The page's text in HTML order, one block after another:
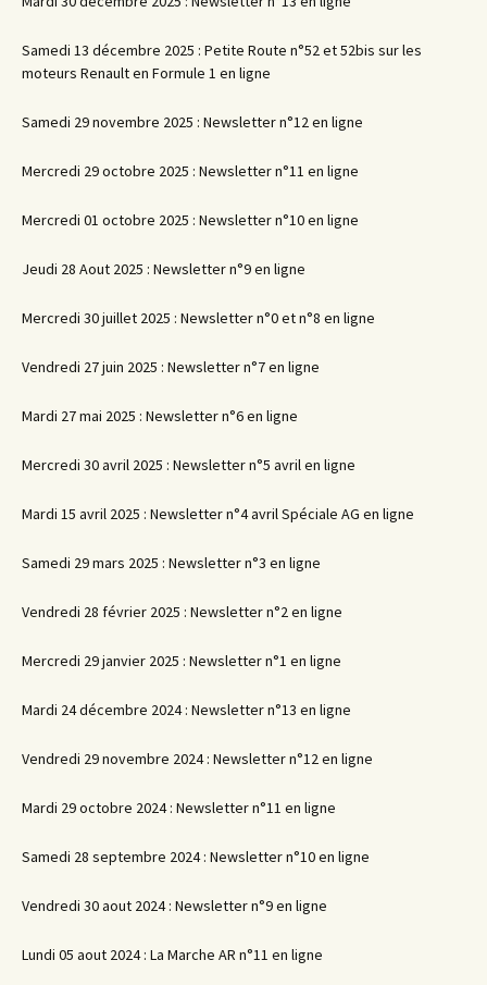
Samedi 13 décembre 2025 : Petite Route n°52 et 52bis sur les
moteurs Renault en Formule 1 en ligne
Samedi 29 novembre 2025 : Newsletter n°12 en ligne
Mercredi 29 octobre 2025 : Newsletter n°11 en ligne
Mercredi 01 octobre 2025 : Newsletter n°10 en ligne
Jeudi 28 Aout 2025 : Newsletter n°9 en ligne
Mercredi 30 juillet 2025 : Newsletter n°0 et n°8 en ligne
Vendredi 27 juin 2025 : Newsletter n°7 en ligne
Mardi 27 mai 2025 : Newsletter n°6 en ligne
Mercredi 30 avril 2025 : Newsletter n°5 avril en ligne
Mardi 15 avril 2025 : Newsletter n°4 avril Spéciale AG en ligne
Samedi 29 mars 2025 : Newsletter n°3 en ligne
Vendredi 28 février 2025 : Newsletter n°2 en ligne
Mercredi 29 janvier 2025 : Newsletter n°1 en ligne
Mardi 24 décembre 2024 : Newsletter n°13 en ligne
Vendredi 29 novembre 2024 : Newsletter n°12 en ligne
Mardi 29 octobre 2024 : Newsletter n°11 en ligne
Samedi 28 septembre 2024 : Newsletter n°10 en ligne
Vendredi 30 aout 2024 : Newsletter n°9 en ligne
Lundi 05 aout 2024 : La Marche AR n°11 en ligne